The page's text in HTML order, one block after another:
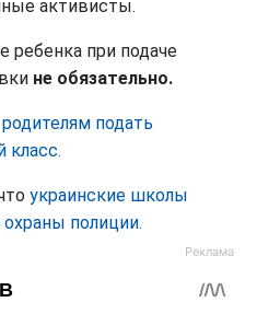
активисты.
ребенка при подаче
не обязательно.
родителям подать
класс.
украинские школы
полиции.